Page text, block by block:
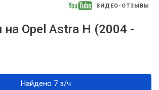
ВИДЕО-ОТЗЫВЫ
на Opel Astra H (2004 -
Найдено 7 з/ч